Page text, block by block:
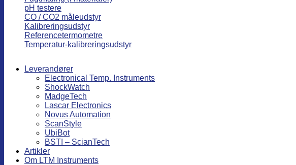
pH testere
CO / CO2 måleudstyr
Kalibreringsudstyr
Referencetermometre
Temperatur-kalibreringsudstyr
Leverandører
Electronical Temp. Instruments
ShockWatch
MadgeTech
Lascar Electronics
Novus Automation
ScanStyle
UbiBot
BSTI – ScianTech
Artikler
Om LTM Instruments